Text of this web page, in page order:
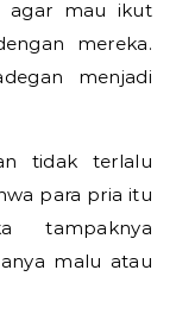
agar mau ikut
mereka.
menjadi
tidak terlalu
para pria itu
tampaknya
malu atau